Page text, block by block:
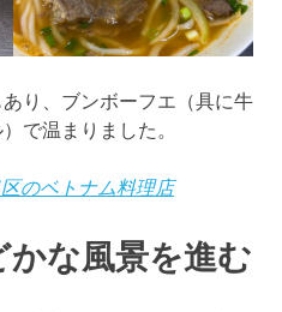
り、ブンボーフエ（具に牛
で温まりました。
のベトナム料理店
な風景を進む